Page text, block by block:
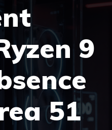
9
51